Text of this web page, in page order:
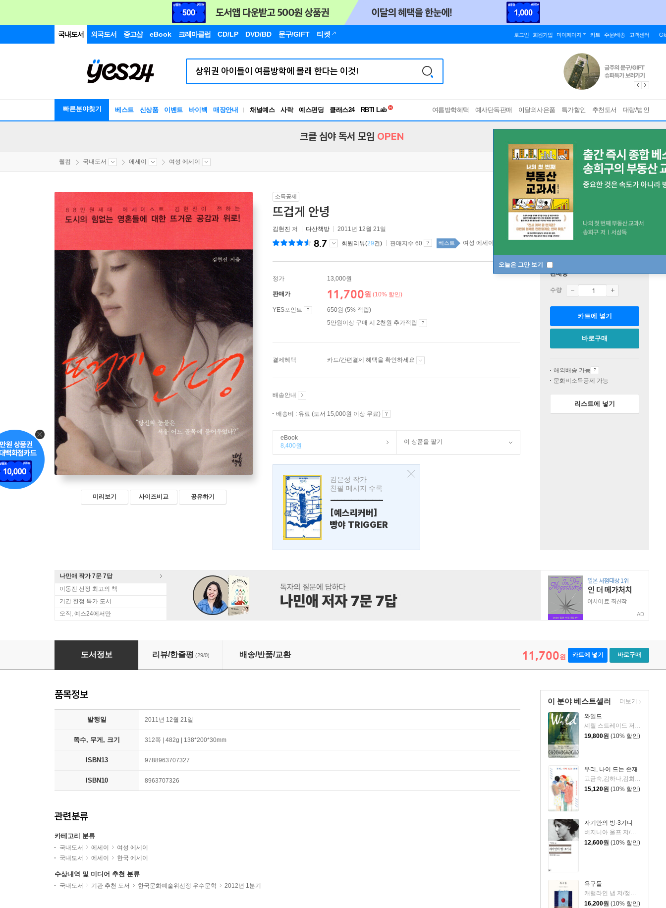
국내도서 외국도서 중고샵 eBook 크레마클럽 CD/LP DVD/BD 문구/GIFT 티켓 로그인 회원가입 마이페이지 카트 주문/배송 고객센터
빠른분야찾기 베스트 신상품 이벤트 바이백 매장안내 채널예스 사락 예스펀딩 클래스24
독서유형검사
여름방학혜택 예사단독판매 이달의사은품 특가할인 추천도서 대량/법인
오늘은 그만 보기
크클 심야 독서 모임 OPEN
웰컴 국내도서 에세이 여성 에세이
미리보기 사이즈비교 공유하기
소득공제
뜨겁게 안녕
김현진 저 다산책방 2011년 12월 21일
8.7 회원리뷰(29건) 판매지수 60 베스트 여성 에세이 top100 30주
정가 13,000원
판매가 11,700원 (10% 할인)
YES포인트
650원 (5% 적립)
5만원이상 구매 시 2천원 추가적립
결제혜택 카드/간편결제 혜택을 확인하세요
배송안내
배송비 : 유료 (도서 15,000원 이상 무료)
eBook
8,400원
이 상품을 팔기
김은성 작가
친필 메시지 수록
---------------
[예스리커버]
빵야 TRIGGER
판매중
수량
카트에 넣기
바로구매
해외배송 가능
문화비소득공제 가능
리스트에 넣기
나민애 작가 7문 7답
이동진 선정 최고의 책
기간 한정 특가 도서
오직, 예스24에서만
AD
뜨겁게 안녕
도서정보 리뷰/한줄평 (29/0) 배송/반품/교환 11,700원 카트에 넣기 바로구매
이 분야 베스트셀러
와일드
셰릴 스트레이드 저/우진하 역
19,800원 (10% 할인)
우리, 나이 드는 존재
15,120원 (10% 할인)
자기만의 방·3기니
12,600원 (10% 할인)
욕구들
16,200원 (10% 할인)
더보기
품목정보
발행일 2011년 12월 21일
쪽수, 무게, 크기 312쪽 | 482g | 138*200*30mm
ISBN13 9788963707327
ISBN10 8963707326
관련분류
카테고리 분류
국내도서 에세이
여성 에세이
국내도서
에세이 한국 에세이
수상내역 및 미디어 추천 분류
국내도서 기관 추천 도서 한국문화예술위선정 우수문학 2012년 1분기